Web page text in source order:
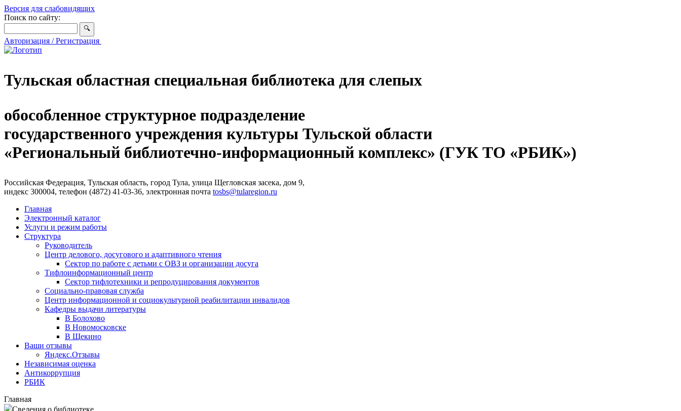
Версия для слабовидящих
Поиск по сайту:
Авторизация / Регистрация
Тульская областная специальная библиотека для слепых
обособленное структурное подразделение
государственного учреждения культуры Тульской области
«Региональный библиотечно-информационный комплекс» (ГУК ТО «РБИК»)
Российская Федерация, Тульская область, город Тула, улица Щегловская засека, дом 9,
индекс 300004, телефон (4872) 41-03-36, электронная почта tosbs@tularegion.ru
Главная
Электронный каталог
Услуги и режим работы
Структура
Руководитель
Центр делового, досугового и адаптивного чтения
Сектор по работе с детьми с ОВЗ и организации досуга
Тифлоинформационный центр
Сектор тифлотехники и репродуцирования документов
Социально-правовая служба
Центр информационной и социокультурной реабилитации инвалидов
Кафедры выдачи литературы
В Болохово
В Новомосковске
В Щекино
Ваши отзывы
Яндекс.Отзывы
Независимая оценка
Антикоррупция
РБИК
Главная
Сведения о библиотеке